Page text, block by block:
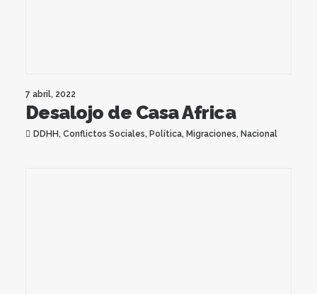
7 abril, 2022
Desalojo de Casa Africa
DDHH, Conflictos Sociales, Política, Migraciones, Nacional